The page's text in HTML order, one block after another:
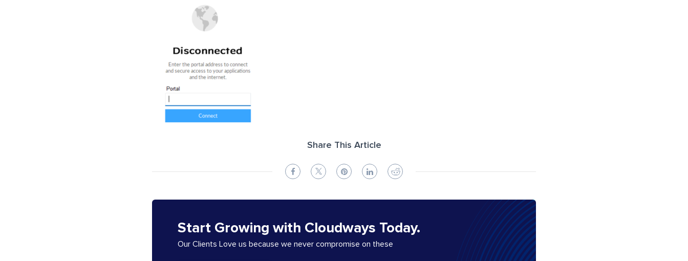
Share This Article
Start Growing with Cloudways Today.
Our Clients Love us because we never compromise on these